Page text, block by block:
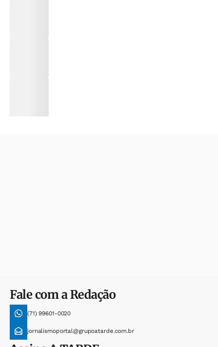
Fale com a Redação
(71) 99601-0020
jornalismoportal@grupoatarde.com.br